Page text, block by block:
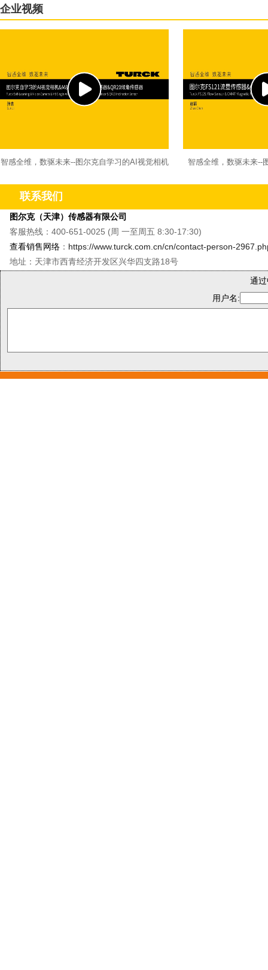
企业视频
智感全维，数驱未来--图尔克自学习的AI视觉相机
智感全维，数驱未来--
联系我们
图尔克（天津）传感器有限公司
客服热线：400-651-0025 (周 一至周五 8:30-17:30)
查看销售网络 ： https://www.turck.com.cn/cn/contact-person-
地址：天津市西青经济开发区兴华四支路18号
通
用户名: